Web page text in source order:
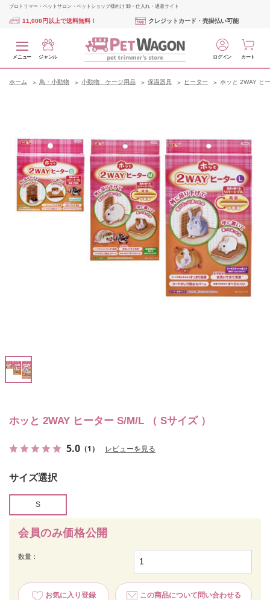
プロトリマー・ペットサロン・ペットショップ様向け 卸・仕入れ・通販サイト
11,000円以上で送料無料！ クレジットカード・売掛払い可能
メニュー ジャンル ログイン カート
ホーム 鳥・小動物 小動物 ケージ用品 保温器具 ヒーター ホッと 2WAY ヒ
ホッと 2WAY ヒーター S/M/L （ Sサイズ ）
5.0 （1） レビューを見る
会員のみ価格公開
数量：
お気に入り登録 この商品について問い合わせる
サイズ選択
S